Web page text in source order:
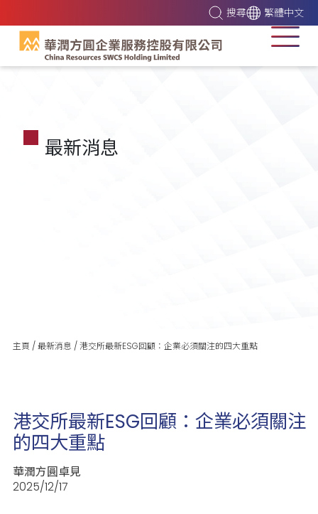
搜尋 繁體中文
最新消息
主頁 /最新消息 /港交所最新ESG回顧：企業必須關注的四大重點
港交所最新ESG回顧：企業必須關注
的四大重點
華潤方圓卓見
2025/12/17